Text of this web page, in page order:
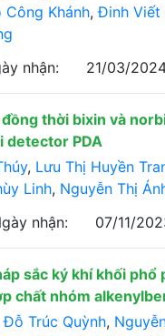
Công Khánh,Đinh Viết
nhận: 21/03/
thời bixin và
detector PDA
, Lưu Thị Huyền
Linh, Nguyễn Thị
nhận: 07/11/
sắc ký khí khối phổ
chất nhóm
Đỗ Trúc Quỳnh,